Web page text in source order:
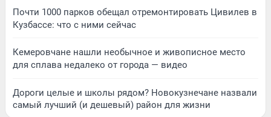
Почти 1000 парков обещал отремонтировать Цивилев в
Кузбассе: что с ними сейчас
Кемеровчане нашли необычное и живописное место
для сплава недалеко от города — видео
Дороги целые и школы рядом? Новокузнечане назвали
самый лучший (и дешевый) район для жизни